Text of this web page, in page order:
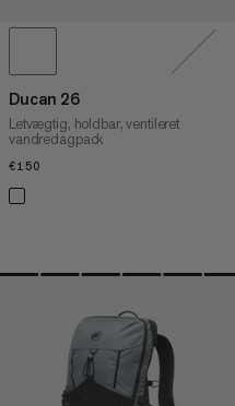
Ducan 26
Letvægtig, holdbar, ventileret
vandredagpack
€150